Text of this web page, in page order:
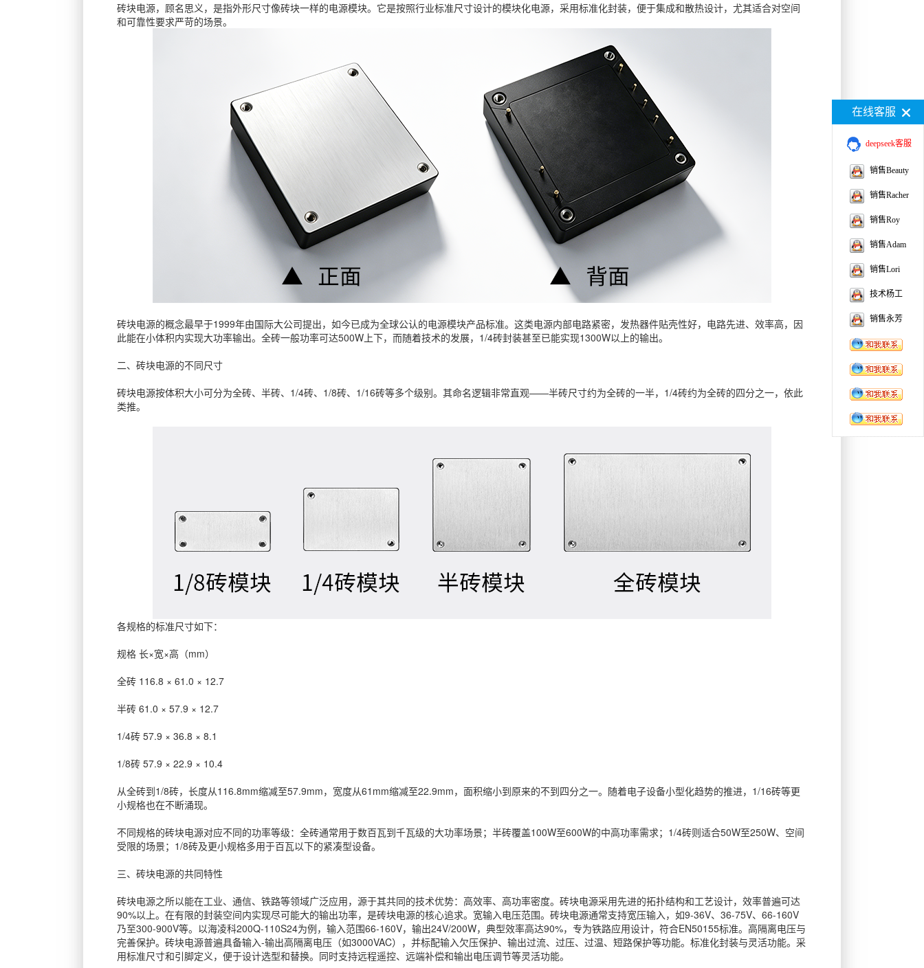
砖块电源，顾名思义，是指外形尺寸像砖块一样的电源模块。它是按照行业标准尺寸设计的模块化电源，采用标准化封装，便于集成和散热设计，尤其适合对空间
和可靠性要求严苛的场景。
砖块电源的概念最早于1999年由国际大公司提出，如今已成为全球公认的电源模块产品标准。这类电源内部电路紧密，发热器件贴壳性好，电路先进、效率高，因
此能在小体积内实现大功率输出。全砖一般功率可达500W上下，而随着技术的发展，1/4砖封装甚至已能实现1300W以上的输出。
二、砖块电源的不同尺寸
砖块电源按体积大小可分为全砖、半砖、1/4砖、1/8砖、1/16砖等多个级别。其命名逻辑非常直观——半砖尺寸约为全砖的一半，1/4砖约为全砖的四分之一，依此
类推。
各规格的标准尺寸如下：
规格 长×宽×高（mm）
全砖 116.8 × 61.0 × 12.7
半砖 61.0 × 57.9 × 12.7
1/4砖 57.9 × 36.8 × 8.1
1/8砖 57.9 × 22.9 × 10.4
从全砖到1/8砖，长度从116.8mm缩减至57.9mm，宽度从61mm缩减至22.9mm，面积缩小到原来的不到四分之一。随着电子设备小型化趋势的推进，1/16砖等更
小规格也在不断涌现。
不同规格的砖块电源对应不同的功率等级：全砖通常用于数百瓦到千瓦级的大功率场景；半砖覆盖100W至600W的中高功率需求；1/4砖则适合50W至250W、空间
受限的场景；1/8砖及更小规格多用于百瓦以下的紧凑型设备。
三、砖块电源的共同特性
砖块电源之所以能在工业、通信、铁路等领域广泛应用，源于其共同的技术优势：高效率、高功率密度。砖块电源采用先进的拓扑结构和工艺设计，效率普遍可达
90%以上。在有限的封装空间内实现尽可能大的输出功率，是砖块电源的核心追求。宽输入电压范围。砖块电源通常支持宽压输入，如9-36V、36-75V、66-160V
乃至300-900V等。以海凌科200Q-110S24为例，输入范围66-160V，输出24V/200W，典型效率高达90%，专为铁路应用设计，符合EN50155标准。高隔离电压与
完善保护。砖块电源普遍具备输入-输出高隔离电压（如3000VAC），并标配输入欠压保护、输出过流、过压、过温、短路保护等功能。标准化封装与灵活功能。采
用标准尺寸和引脚定义，便于设计选型和替换。同时支持远程遥控、远端补偿和输出电压调节等灵活功能。
在线客服
deepseek客服
销售Beauty
销售Racher
销售Roy
销售Adam
销售Lori
技术杨工
销售永芳